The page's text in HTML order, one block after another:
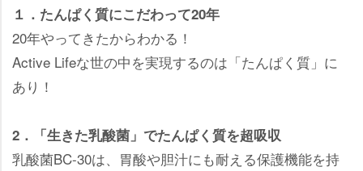
１．たんぱく質にこだわって20年
20年やってきたからわかる！
Active Lifeな世の中を実現するのは「たんぱく質」に
あり！
2．「生きた乳酸菌」でたんぱく質を超吸収
乳酸菌BC-30は、胃酸や胆汁にも耐える保護機能を持